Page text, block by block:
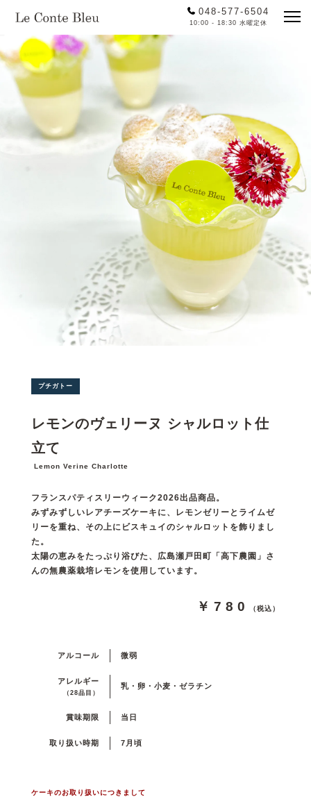
048-577-6504
10:00 - 18:30 水曜定休
プチガトー
レモンのヴェリーヌ シャルロット仕
立て
Lemon Verine Charlotte
フランスパティスリーウィーク2026出品商品。
みずみずしいレアチーズケーキに、レモンゼリーとライムゼ
リーを重ね、その上にビスキュイのシャルロットを飾りまし
た。
太陽の恵みをたっぷり浴びた、広島瀬戸田町「高下農園」さ
んの無農薬栽培レモンを使用しています。
￥780 （税込）
アルコール 微弱
アレルギー
（28品目）
乳・卵・小麦・ゼラチン
賞味期限 当日
取り扱い時期 7月頃
ケーキのお取り扱いにつきまして